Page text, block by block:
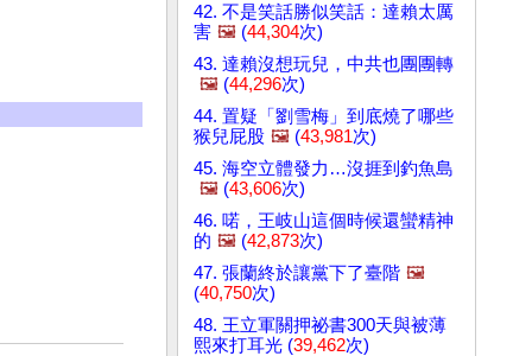
42. 不是笑話勝似笑話：達賴太厲
害 🖼️ (44,304次)
43. 達賴沒想玩兒，中共也團團轉
🖼️ (44,296次)
44. 置疑「劉雪梅」到底燒了哪些
猴兒屁股 🖼️ (43,981次)
45. 海空立體發力…沒捱到釣魚島
🖼️ (43,606次)
46. 喏，王岐山這個時候還蠻精神
的 🖼️ (42,873次)
47. 張蘭終於讓黨下了臺階 🖼️
(40,750次)
48. 王立軍關押祕書300天與被薄
熙來打耳光 (39,462次)